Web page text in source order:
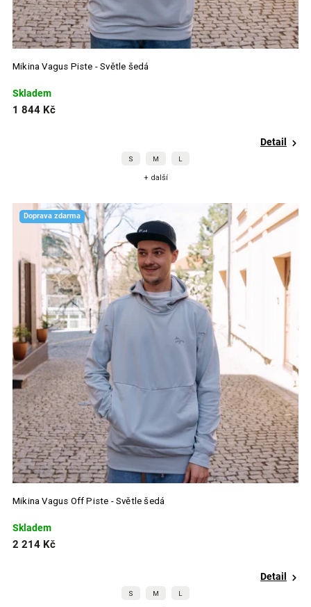
Mikina Vagus Piste - Světle šedá
Skladem
1 844 Kč
Detail
S M L
+ další
Doprava zdarma
Mikina Vagus Off Piste - Světle šedá
Skladem
2 214 Kč
Detail
S M L